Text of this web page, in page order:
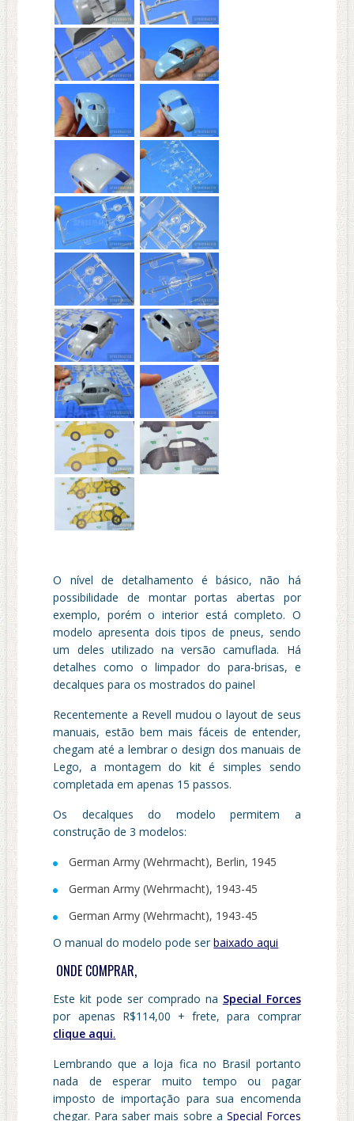
O nível de detalhamento é básico, não há
possibilidade de montar portas abertas por
exemplo, porém o interior está completo. O
modelo apresenta dois tipos de pneus, sendo
um deles utilizado na versão camuflada. Há
detalhes como o limpador do para-brisas, e
decalques para os mostrados do painel
Recentemente a Revell mudou o layout de seus
manuais, estão bem mais fáceis de entender,
chegam até a lembrar o design dos manuais de
Lego, a montagem do kit é simples sendo
completada em apenas 15 passos.
Os decalques do modelo permitem a
construção de 3 modelos:
German Army (Wehrmacht), Berlin, 1945
German Army (Wehrmacht), 1943-45
German Army (Wehrmacht), 1943-45
O manual do modelo pode serbaixado aqui
ONDE COMPRAR,
Este kit pode ser comprado na Special Forces
por apenas R$114,00 + frete, para comprar
clique aqui.
Lembrando que a loja fica no Brasil portanto
nada de esperar muito tempo ou pagar
imposto de importação para sua encomenda
chegar. Para saber mais sobre a Special Forces